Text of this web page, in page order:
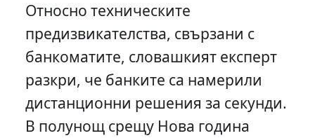
Относно техническите
предизвикателства, свързани с
банкоматите, словашкият експерт
разкри, че банките са намерили
дистанционни решения за секунди.
В полунощ срещу Нова година